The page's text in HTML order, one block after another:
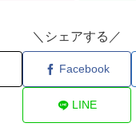
＼シェアする／
Facebook
LINE